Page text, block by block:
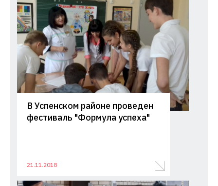
В Успенском районе проведен
фестиваль "Формула успеха"
21.11.2018